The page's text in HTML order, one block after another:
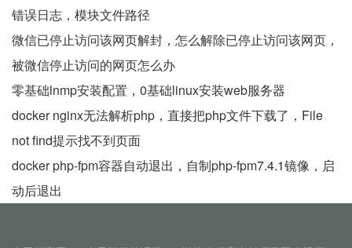
错误日志，模块文件路径
微信已停止访问该网页解封，怎么解除已停止访问该网页，
被微信停止访问的网页怎么办
零基础lnmp安装配置，0基础linux安装web服务器
docker nginx无法解析php，直接把php文件下载了，File
not find提示找不到页面
docker php-fpm容器自动退出，自制php-fpm7.4.1镜像，启
动后退出